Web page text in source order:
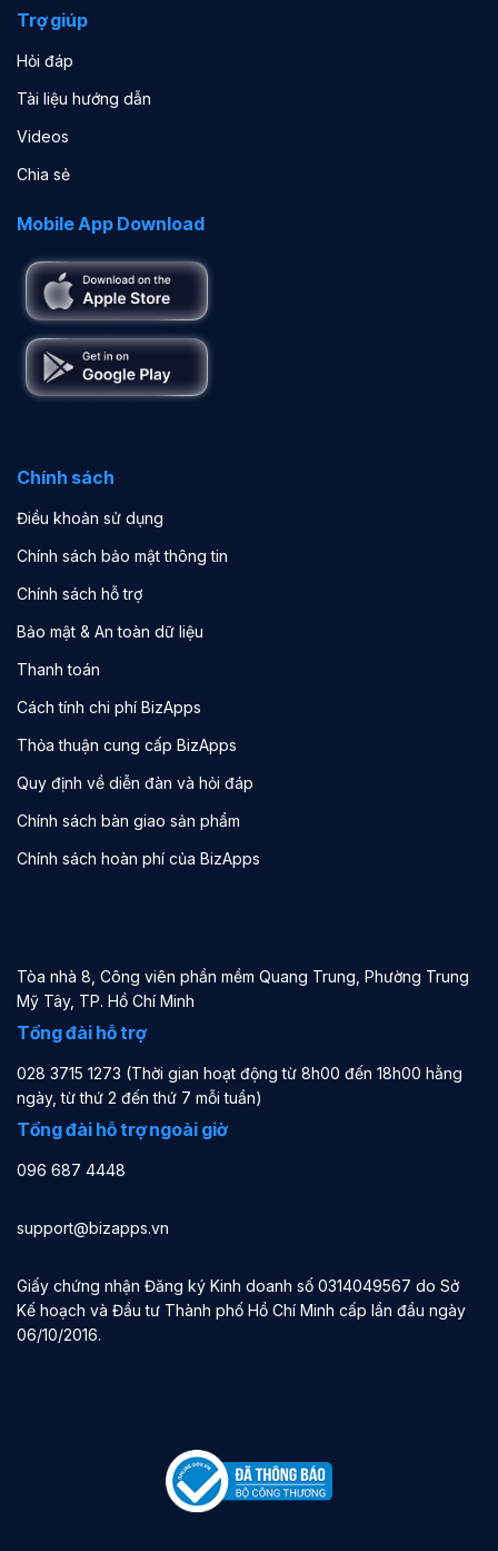
Trợ giúp
Hỏi đáp
Tài liệu hướng dẫn
Videos
Chia sẻ
Mobile App Download
Chính sách
Điều khoản sử dụng
Chính sách bảo mật thông tin
Chính sách hỗ trợ
Bảo mật & An toàn dữ liệu
Thanh toán
Cách tính chi phí BizApps
Thỏa thuận cung cấp BizApps
Quy định về diễn đàn và hỏi đáp
Chính sách bàn giao sản phẩm
Chính sách hoàn phí của BizApps
Tòa nhà 8, Công viên phần mềm Quang Trung, Phường Trung
Mỹ Tây, TP. Hồ Chí Minh
Tổng đài hỗ trợ
028 3715 1273 (Thời gian hoạt động từ 8h00 đến 18h00 hằng
ngày, từ thứ 2 đến thứ 7 mỗi tuần)
Tổng đài hỗ trợ ngoài giờ
096 687 4448
support@bizapps.vn
Giấy chứng nhận Đăng ký Kinh doanh số 0314049567 do Sở
Kế hoạch và Đầu tư Thành phố Hồ Chí Minh cấp lần đầu ngày
06/10/2016.